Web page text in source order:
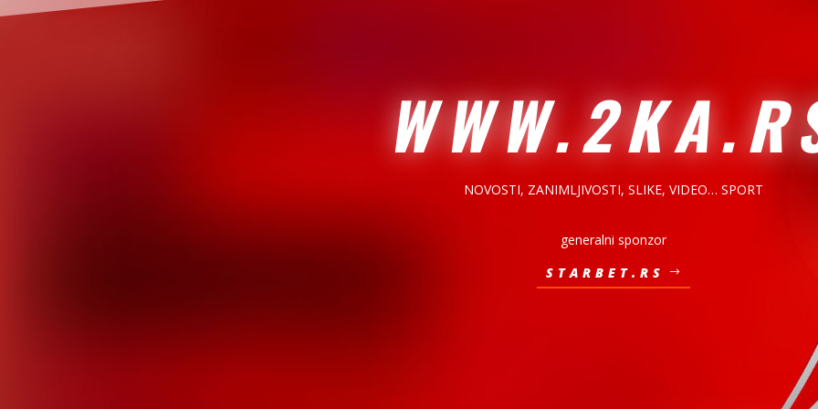
NOVOSTI, ZANIMLJIVOSTI, SLIKE, VIDEO… SPORT
generalni sponzor
STARBET.RS